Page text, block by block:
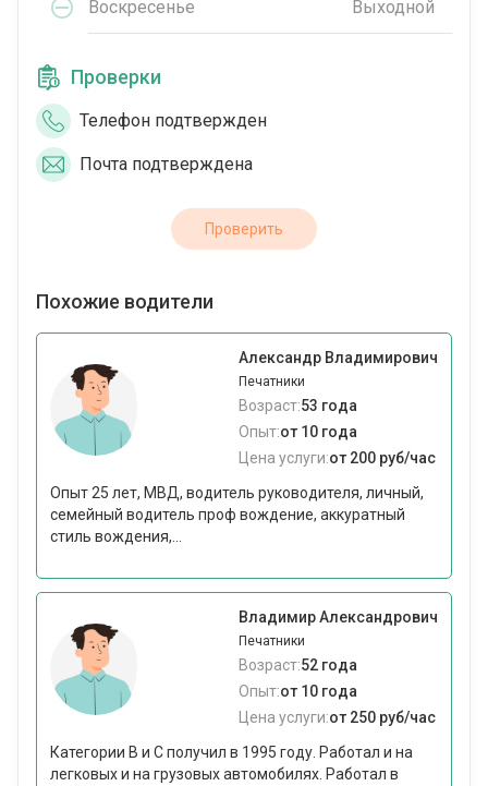
Воскресенье Выходной
Проверки
Телефон подтвержден
Почта подтверждена
Проверить
Похожие водители
Александр Владимирович
Печатники
Возраст:53 года
Опыт:от 10 года
Цена услуги:от 200 руб/час
Опыт 25 лет, МВД, водитель руководителя, личный,
семейный водитель проф вождение, аккуратный
стиль вождения,...
Владимир Александрович
Печатники
Возраст:52 года
Опыт:от 10 года
Цена услуги:от 250 руб/час
Категории В и С получил в 1995 году. Работал и на
легковых и на грузовых автомобилях. Работал в